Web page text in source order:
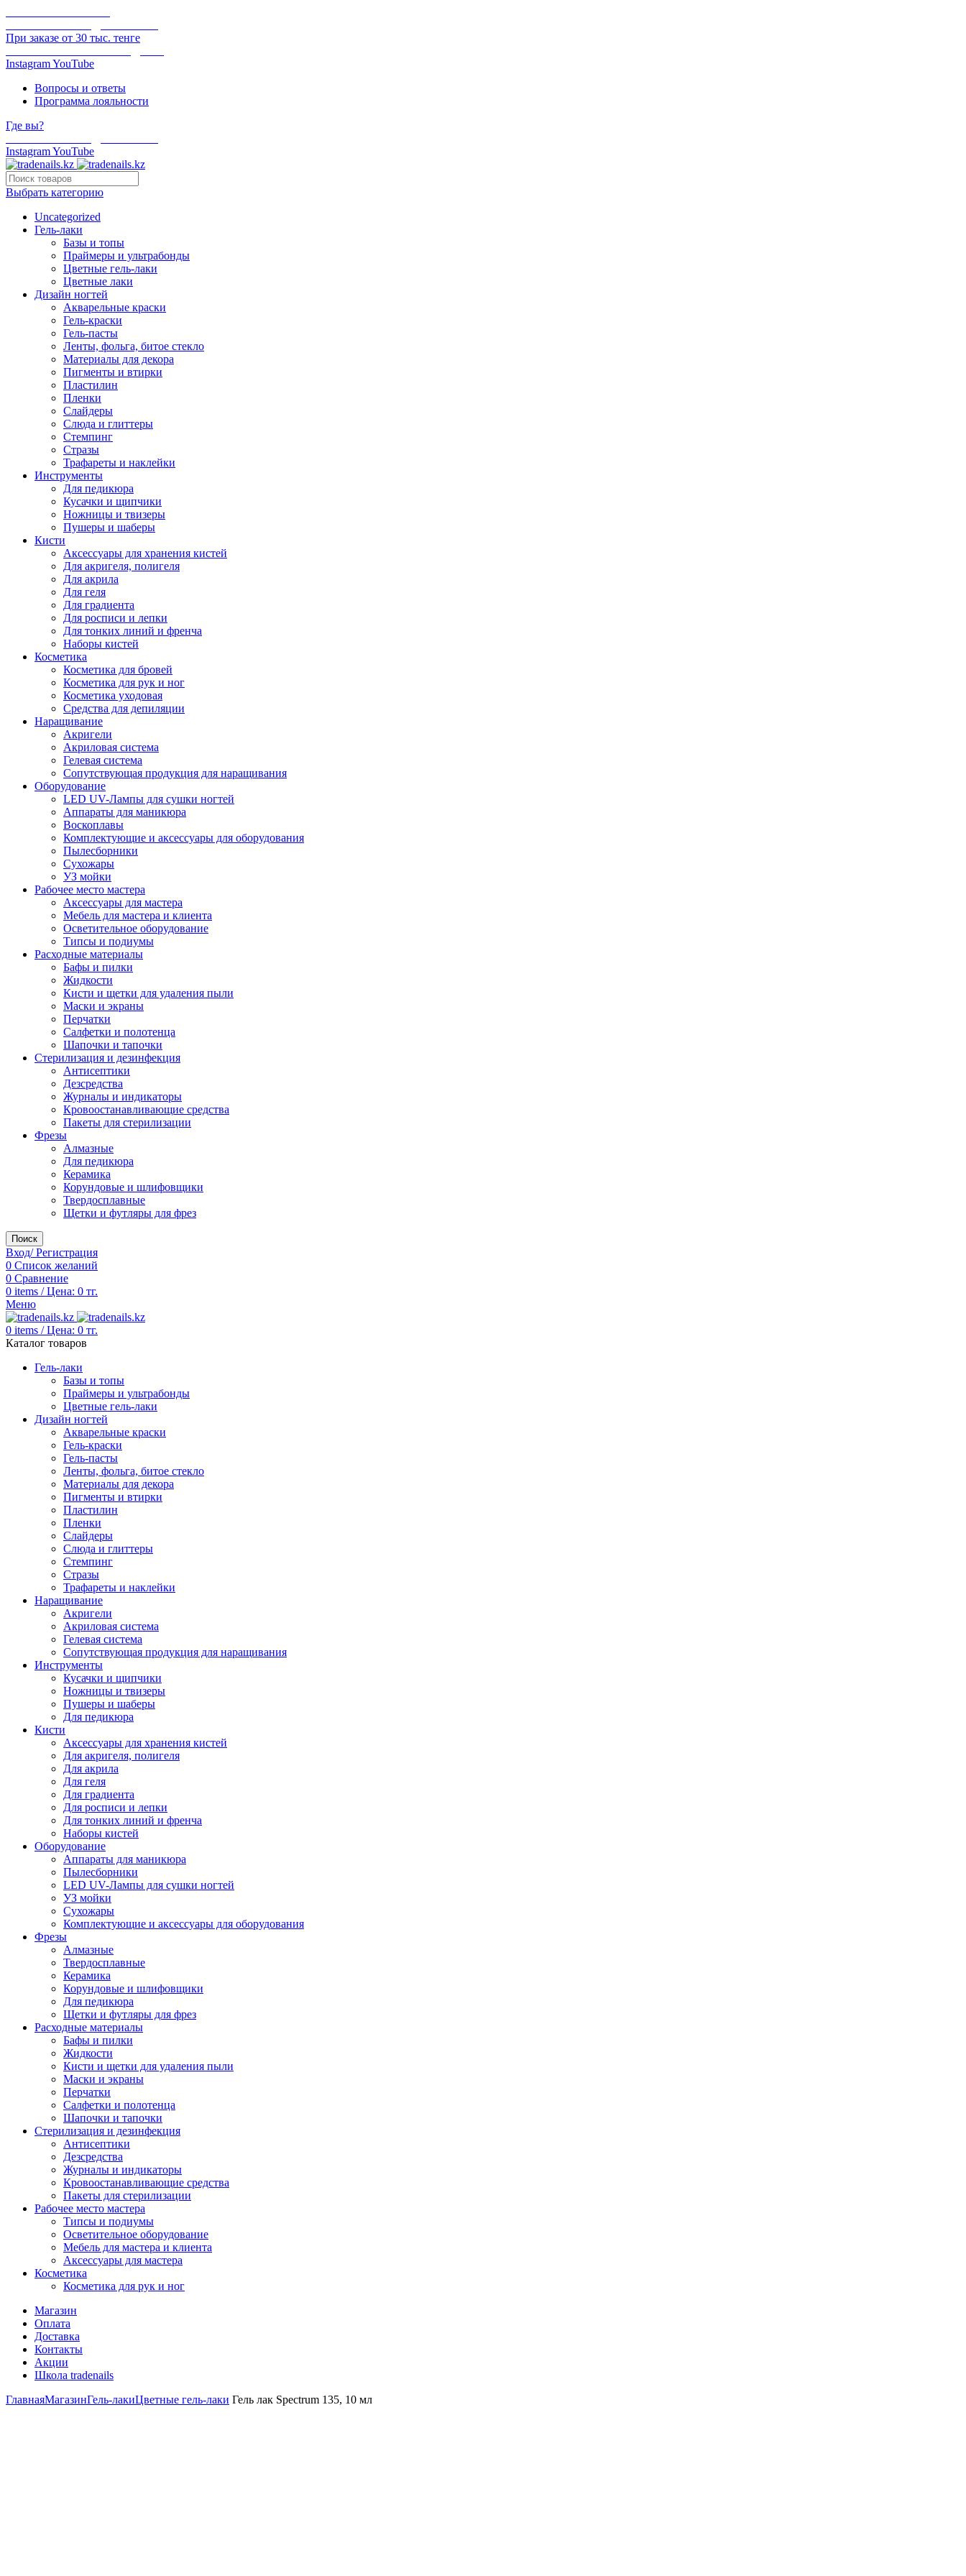
При заказе от 30 тыс. тенге
InstagramYouTube
Вопросы и ответы
Программа лояльности
Где вы?
InstagramYouTube
Выбрать категорию
Uncategorized
Гель-лаки
Базы и топы
Праймеры и ультрабонды
Цветные гель-лаки
Цветные лаки
Дизайн ногтей
Акварельные краски
Гель-краски
Гель-пасты
Ленты, фольга, битое стекло
Материалы для декора
Пигменты и втирки
Пластилин
Пленки
Слайдеры
Слюда и глиттеры
Стемпинг
Стразы
Трафареты и наклейки
Инструменты
Для педикюра
Кусачки и щипчики
Ножницы и твизеры
Пушеры и шаберы
Кисти
Аксессуары для хранения кистей
Для акригеля, полигеля
Для акрила
Для геля
Для градиента
Для росписи и лепки
Для тонких линий и френча
Наборы кистей
Косметика
Косметика для бровей
Косметика для рук и ног
Косметика уходовая
Средства для депиляции
Наращивание
Акригели
Акриловая система
Гелевая система
Сопутствующая продукция для наращивания
Оборудование
LED UV-Лампы для сушки ногтей
Аппараты для маникюра
Воскоплавы
Комплектующие и аксессуары для оборудования
Пылесборники
Сухожары
УЗ мойки
Рабочее место мастера
Аксессуары для мастера
Мебель для мастера и клиента
Осветительное оборудование
Типсы и подиумы
Расходные материалы
Бафы и пилки
Жидкости
Кисти и щетки для удаления пыли
Маски и экраны
Перчатки
Салфетки и полотенца
Шапочки и тапочки
Стерилизация и дезинфекция
Антисептики
Дезсредства
Журналы и индикаторы
Кровоостанавливающие средства
Пакеты для стерилизации
Фрезы
Алмазные
Для педикюра
Керамика
Корундовые и шлифовщики
Твердосплавные
Щетки и футляры для фрез
Поиск
Вход/ Регистрация
0 Список желаний
0 Сравнение
0 items / Цена: 0 тг.
Меню
0 items / Цена: 0 тг.
Каталог товаров
Гель-лаки
Базы и топы
Праймеры и ультрабонды
Цветные гель-лаки
Дизайн ногтей
Акварельные краски
Гель-краски
Гель-пасты
Ленты, фольга, битое стекло
Материалы для декора
Пигменты и втирки
Пластилин
Пленки
Слайдеры
Слюда и глиттеры
Стемпинг
Стразы
Трафареты и наклейки
Наращивание
Акригели
Акриловая система
Гелевая система
Сопутствующая продукция для наращивания
Инструменты
Кусачки и щипчики
Ножницы и твизеры
Пушеры и шаберы
Для педикюра
Кисти
Аксессуары для хранения кистей
Для акригеля, полигеля
Для акрила
Для геля
Для градиента
Для росписи и лепки
Для тонких линий и френча
Наборы кистей
Оборудование
Аппараты для маникюра
Пылесборники
LED UV-Лампы для сушки ногтей
УЗ мойки
Сухожары
Комплектующие и аксессуары для оборудования
Фрезы
Алмазные
Твердосплавные
Керамика
Корундовые и шлифовщики
Для педикюра
Щетки и футляры для фрез
Расходные материалы
Бафы и пилки
Жидкости
Кисти и щетки для удаления пыли
Маски и экраны
Перчатки
Салфетки и полотенца
Шапочки и тапочки
Стерилизация и дезинфекция
Антисептики
Дезсредства
Журналы и индикаторы
Кровоостанавливающие средства
Пакеты для стерилизации
Рабочее место мастера
Типсы и подиумы
Осветительное оборудование
Мебель для мастера и клиента
Аксессуары для мастера
Косметика
Косметика для рук и ног
Магазин
Оплата
Доставка
Контакты
Акции
Школа tradenails
ГлавнаяМагазинГель-лакиЦветные гель-лаки Гель лак Spectrum 135, 10 мл